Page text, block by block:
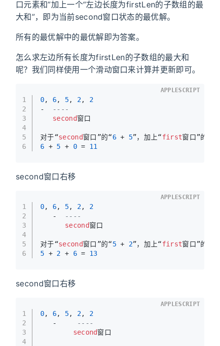
口元素和”加上一个“左边长度为firstLen的子数组的最
大和”，即为当前second窗口状态的最优解。
所有的最优解中的最优解即为答案。
怎么求左边所有长度为firstLen的子数组的最大和
呢？我们同样使用一个滑动窗口来计算并更新即可。
1
2
3
4
5
6
0, 6, 5, 2, 2
-
----
second窗口
对于“second窗口”的“6 + 5”，加上“first窗口”的“
6 + 5 + 0 = 11
APPLESCRIPT
second窗口右移
1
2
3
4
5
6
0, 6, 5, 2, 2
   -
----
second窗口
对于“second窗口”的“5 + 2”，加上“first窗口”的“
5 + 2 + 6 = 13
APPLESCRIPT
second窗口右移
1
2
3
4
0, 6, 5, 2, 2
   -
----
second窗口
APPLESCRIPT